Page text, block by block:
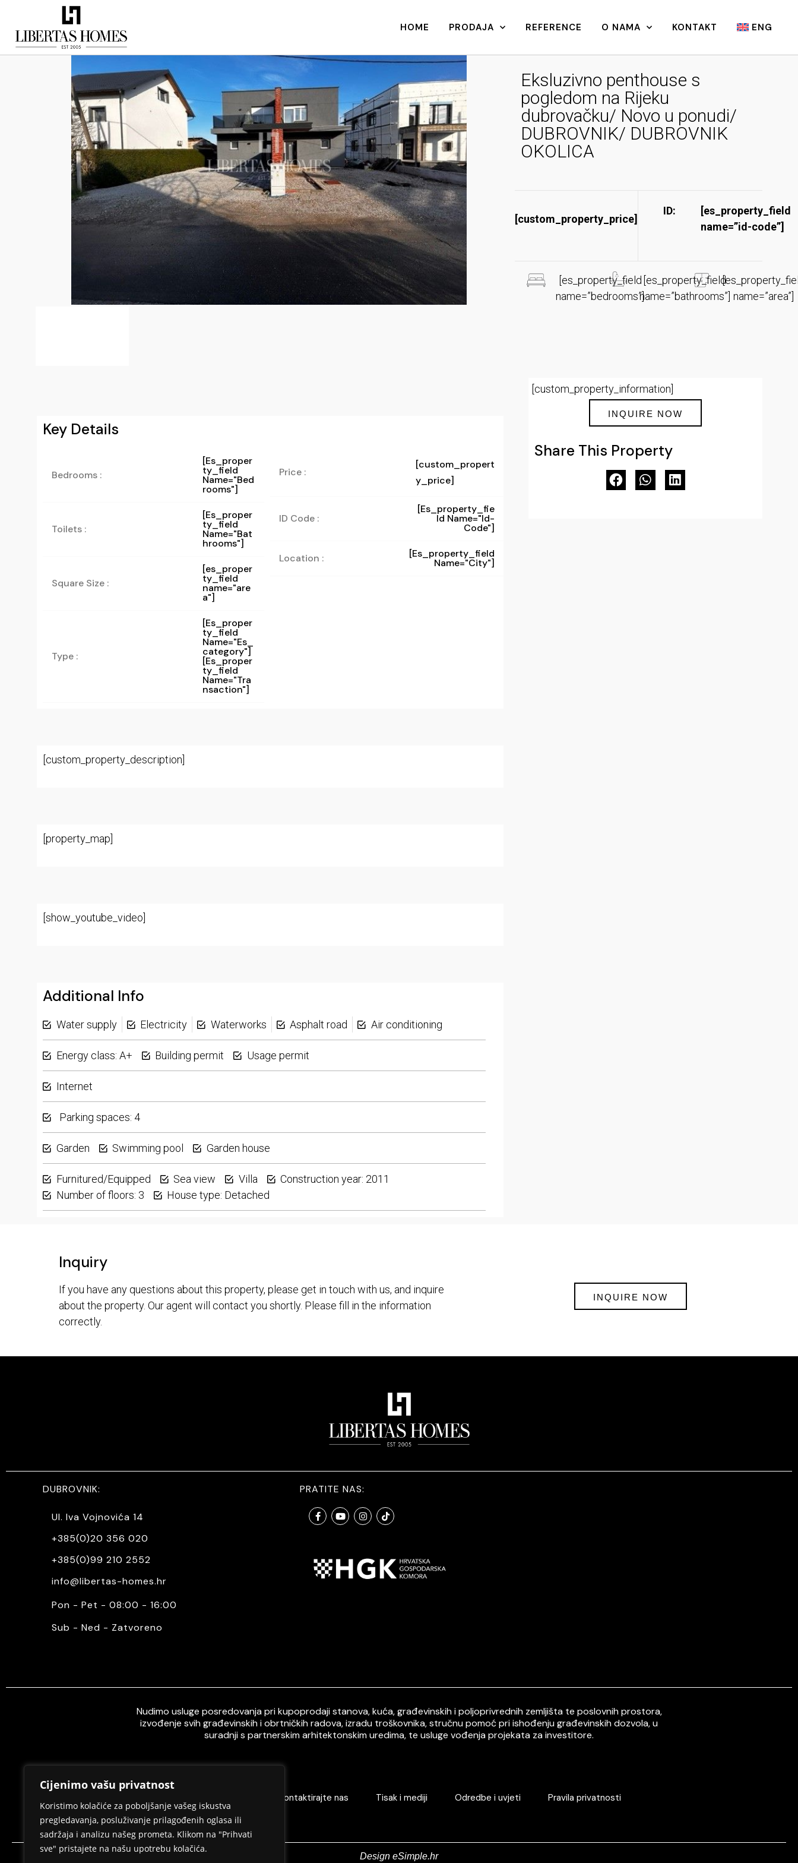
Cijenimo vašu privatnost
Koristimo kolačiće za poboljšanje vašeg iskustva
pregledavanja, posluživanje prilagođenih oglasa ili
sadržaja i analizu našeg prometa. Klikom na "Prihvati
sve" pristajete na našu upotrebu kolačića.
HOME PRODAJA REFERENCE O NAMA KONTAKT ENG
Eksluzivno penthouse s
pogledom na Rijeku
dubrovačku/ Novo u ponudi/
DUBROVNIK/ DUBROVNIK
OKOLICA
[custom_property_price]
ID:
[es_property_field
name=”id-code”]​
[es_property_field
name=”bedrooms”]
[es_property_field
name=”bathrooms”] name=”area”]
Key Details
Bedrooms :
[es_proper
Ty_field
Name="bed
Rooms"]
Toilets :
[es_proper
Ty_field
Name="bat
Hrooms"]
Square Size :
[es_proper
ty_field
name="are
a"]
Type :
[es_proper
Ty_field
Name="es_
Category"]
[es_proper
Ty_field
Name="tra
Nsaction"]
Price :
[custom_propert
y_price]
ID Code :
[es_property_fie
Ld Name="id-
Code"]
Location : [es_property_field
Name="city"]
[custom_property_description]
[property_map]
[show_youtube_video]
Additional Info
Water supply Electricity Waterworks Asphalt road Air conditioning
Energy class: A+ Building permit Usage permit
Internet
Parking spaces: 4
Garden Swimming pool Garden house
Furnitured/Equipped Sea view Villa
Construction year: 2011
Number of floors: 3
House type: Detached
[custom_property_information]
INQUIRE NOW
Share This Property
Inquiry
If you have any questions about this property, please get in touch with us, and inquire
about the property. Our agent will contact you shortly. Please fill in the information
correctly.
INQUIRE NOW
DUBROVNIK:
Ul. Iva Vojnovića 14
+385(0)20 356 020
+385(0)99 210 2552
info@libertas-homes.hr
Pon - Pet - 08:00 - 16:00
Sub - Ned - Zatvoreno
PRATITE NAS:
Nudimo usluge posredovanja pri kupoprodaji stanova, kuća, građevinskih i poljoprivrednih zemljišta te poslovnih prostora,
izvođenje svih građevinskih i obrtničkih radova, izradu troškovnika, stručnu pomoć pri ishođenju građevinskih dozvola, u
suradnji s partnerskim arhitektonskim uredima, te usluge vođenja projekata za investitore.
Kontaktirajte nas Tisak i mediji Odredbe i uvjeti Pravila privatnosti
Design eSimple.hr